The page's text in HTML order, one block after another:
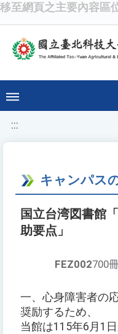
移至網頁之主要內容區
:::
キャンパス
国立台湾図書館
助要点」
FEZ002700
一、心身障害者の
奨励するため、
当館は115年6月1